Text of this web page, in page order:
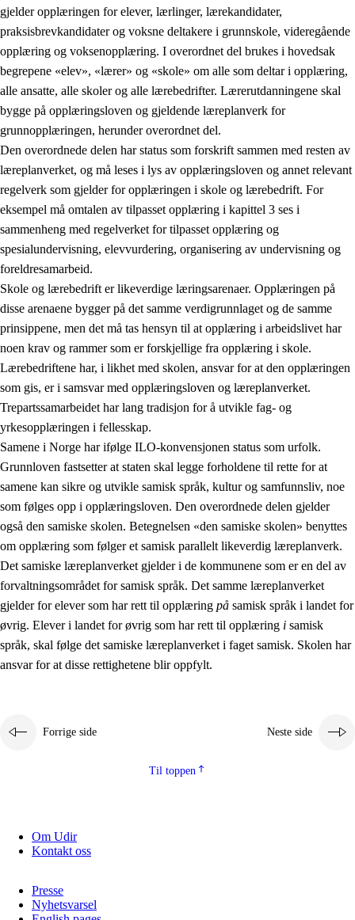
gjelder opplæringen for elever, lærlinger, lærekandidater,
praksisbrevkandidater og voksne deltakere i grunnskole, videregående
opplæring og voksenopplæring. I overordnet del brukes i hovedsak
begrepene «elev», «lærer» og «skole» om alle som deltar i opplæring,
alle ansatte, alle skoler og alle lærebedrifter. Lærerutdanningene skal
bygge på opplæringsloven og gjeldende læreplanverk for
grunnopplæringen, herunder overordnet del.
Den overordnede delen har status som forskrift sammen med resten av
læreplanverket, og må leses i lys av opplæringsloven og annet relevant
regelverk som gjelder for opplæringen i skole og lærebedrift. For
eksempel må omtalen av tilpasset opplæring i kapittel 3 ses i
sammenheng med regelverket for tilpasset opplæring og
spesialundervisning, elevvurdering, organisering av undervisning og
foreldresamarbeid.
Skole og lærebedrift er likeverdige læringsarenaer. Opplæringen på
disse arenaene bygger på det samme verdigrunnlaget og de samme
prinsippene, men det må tas hensyn til at opplæring i arbeidslivet har
noen krav og rammer som er forskjellige fra opplæring i skole.
Lærebedriftene har, i likhet med skolen, ansvar for at den opplæringen
som gis, er i samsvar med opplæringsloven og læreplanverket.
Trepartssamarbeidet har lang tradisjon for å utvikle fag- og
yrkesopplæringen i fellesskap.
Samene i Norge har ifølge ILO-konvensjonen status som urfolk.
Grunnloven fastsetter at staten skal legge forholdene til rette for at
samene kan sikre og utvikle samisk språk, kultur og samfunnsliv, noe
som følges opp i opplæringsloven. Den overordnede delen gjelder
også den samiske skolen. Betegnelsen «den samiske skolen» benyttes
om opplæring som følger et samisk parallelt likeverdig læreplanverk.
Det samiske læreplanverket gjelder i de kommunene som er en del av
forvaltningsområdet for samisk språk. Det samme læreplanverket
gjelder for elever som har rett til opplæring på samisk språk i landet for
øvrig. Elever i landet for øvrig som har rett til opplæring i samisk
språk, skal følge det samiske læreplanverket i faget samisk. Skolen har
ansvar for at disse rettighetene blir oppfylt.
Forrige side Neste side
Til toppen
Om Udir
Kontakt oss
Presse
Nyhetsvarsel